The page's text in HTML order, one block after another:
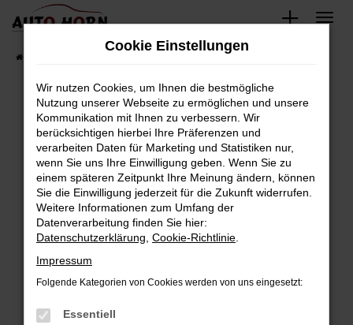
Zum
springen
Fahrzeugbestand
Fehler: Network Error
Beim Laden ist ein Fehler aufgetreten.
Hier sind ein paar Tipps, die dir helfen können:
Überprüfe deine Firewall und deine
Internetverbindung.
Laden andere Webseiten, zum Beispiel deine
Suchmaschine?
Prüfe deine Browsererweiterungen.
können das Laden bestimmter Seiten
Cookie Einstellungen
Wir nutzen Cookies, um Ihnen die bestmögliche
Nutzung unserer Webseite zu ermöglichen und unsere
Kommunikation mit Ihnen zu verbessern. Wir
berücksichtigen hierbei Ihre Präferenzen und
verarbeiten Daten für Marketing und Statistiken nur,
wenn Sie uns Ihre Einwilligung geben. Wenn Sie zu
einem späteren Zeitpunkt Ihre Meinung ändern, können
Sie die Einwilligung jederzeit für die Zukunft widerrufen.
Weitere Informationen zum Umfang der
Datenverarbeitung finden Sie hier:
Datenschutzerklärung Cookie-Richtlinie
Impressum
Folgende Kategorien von Cookies werden von uns eingesetzt:
Essentiell